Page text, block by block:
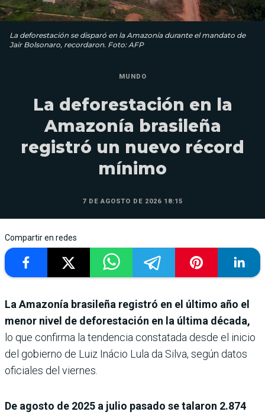
La deforestación se disparó en la Amazonía durante el mandato de
Jair Bolsonaro, recordaron. Foto: AFP
MUNDO
La deforestación en la
Amazonía brasileña
registró un nuevo récord
mínimo
7 DE AGOSTO DE 2026 18:15
Compartir en redes
La Amazonía brasileña registró en el último año el
menor nivel de deforestación en la última década,
lo que confirma la tendencia constatada desde el inicio
del gobierno de Luiz Inácio Lula da Silva, según datos
oficiales del viernes.
De agosto de 2025 a julio pasado se talaron 2.874